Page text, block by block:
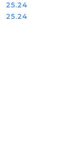
Cena:
25.24
Cena:
25.24